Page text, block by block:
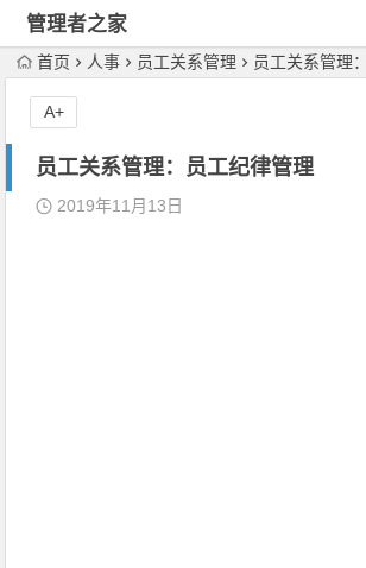
管理者之家
首页 人事 员工关系管理 员工关系管理
员工关系管理：员工纪律管理
2019年11月13日
A+